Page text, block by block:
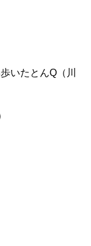
いたとんQ（川